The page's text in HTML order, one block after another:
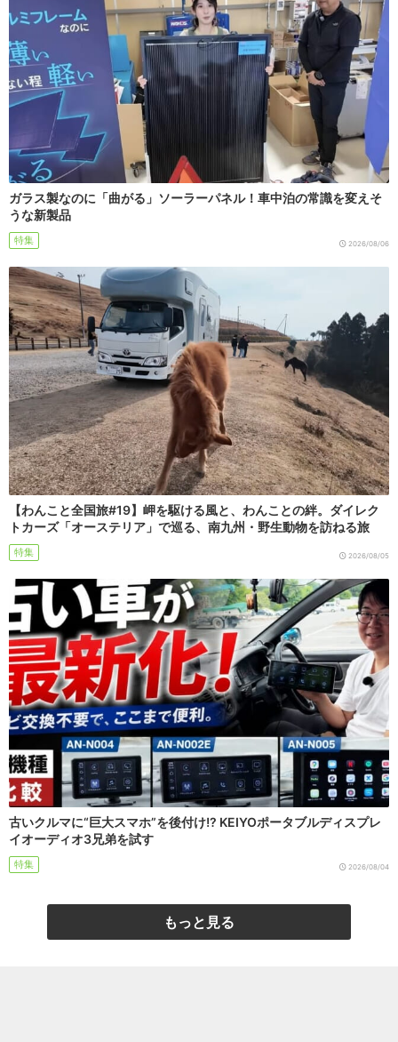
ガラス製なのに「曲がる」ソーラーパネル！車中泊の常識を変えそ
うな新製品
特集 2026/08/06
【わんこと全国旅#19】岬を駆ける風と、わんことの絆。ダイレク
トカーズ「オーステリア」で巡る、南九州・野生動物を訪ねる旅
特集 2026/08/05
古いクルマに“巨大スマホ”を後付け!? KEIYOポータブルディスプレ
イオーディオ3兄弟を試す
特集 2026/08/04
もっと見る